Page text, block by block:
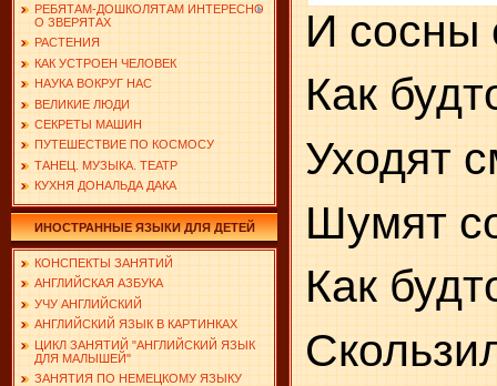
РЕБЯТАМ-ДОШКОЛЯТАМ ИНТЕРЕСНО
О ЗВЕРЯТАХ
РАСТЕНИЯ
КАК УСТРОЕН ЧЕЛОВЕК
НАУКА ВОКРУГ НАС
ВЕЛИКИЕ ЛЮДИ
СЕКРЕТЫ МАШИН
ПУТЕШЕСТВИЕ ПО КОСМОСУ
ТАНЕЦ. МУЗЫКА. ТЕАТР
КУХНЯ ДОНАЛЬДА ДАКА
ИНОСТРАННЫЕ ЯЗЫКИ ДЛЯ ДЕТЕЙ
КОНСПЕКТЫ ЗАНЯТИЙ
АНГЛИЙСКАЯ АЗБУКА
УЧУ АНГЛИЙСКИЙ
АНГЛИЙСКИЙ ЯЗЫК В КАРТИНКАХ
ЦИКЛ ЗАНЯТИЙ "АНГЛИЙСКИЙ ЯЗЫК
ДЛЯ МАЛЫШЕЙ"
ЗАНЯТИЯ ПО НЕМЕЦКОМУ ЯЗЫКУ
И сосны
Как
Уходят
Шумят
Как